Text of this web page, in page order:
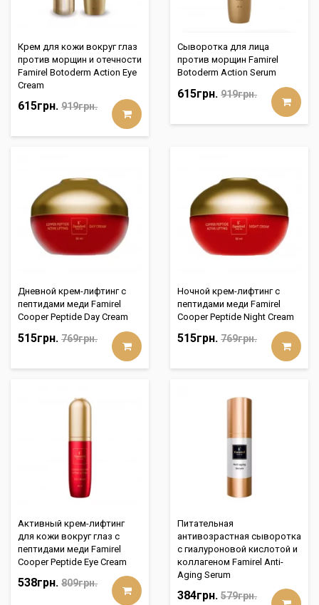
Крем для кожи вокруг глаз
против морщин и отечности
Famirel Botoderm Action Eye
Cream
615грн. 919грн.
Сыворотка для лица
против морщин Famirel
Botoderm Action Serum
615грн. 919грн.
Дневной крем-лифтинг с
пептидами меди Famirel
Cooper Peptide Day Cream
515грн. 769грн.
Ночной крем-лифтинг с
пептидами меди Famirel
Cooper Peptide Night Cream
515грн. 769грн.
Активный крем-лифтинг
для кожи вокруг глаз с
пептидами меди Famirel
Cooper Peptide Eye Cream
538грн. 809грн.
Питательная
антивозрастная сыворотка
с гиалуроновой кислотой и
коллагеном Famirel Anti-
Aging Serum
384грн. 579грн.